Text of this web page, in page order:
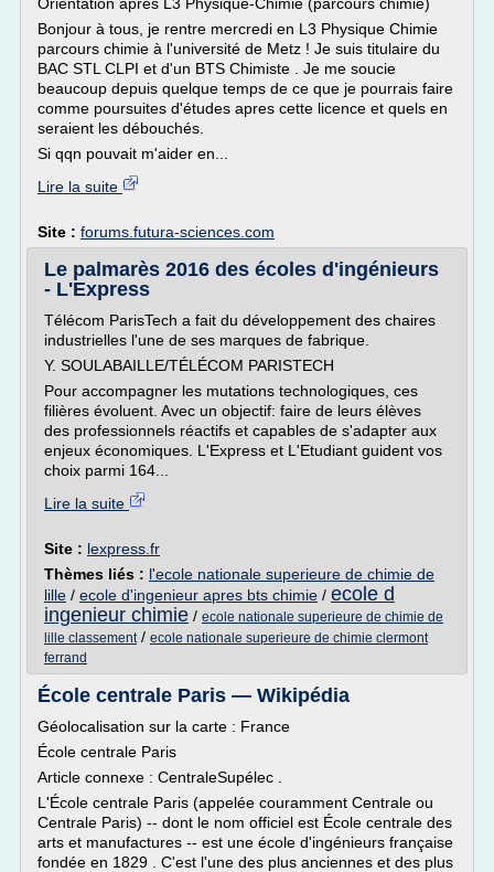
Bonjour à tous, je rentre mercredi en L3 Physique Chimie
parcours chimie à l'université de Metz ! Je suis titulaire du
BAC STL CLPI et d'un BTS Chimiste . Je me soucie
beaucoup depuis quelque temps de ce que je pourrais faire
comme poursuites d'études apres cette licence et quels en
seraient les débouchés.
Si qqn pouvait m'aider en...
Lire la suite
Site : forums.futura-sciences.com
Le palmarès 2016 des écoles d'ingénieurs
- L'Express
Télécom ParisTech a fait du développement des chaires
industrielles l'une de ses marques de fabrique.
Y. SOULABAILLE/TÉLÉCOM PARISTECH
Pour accompagner les mutations technologiques, ces
filières évoluent. Avec un objectif: faire de leurs élèves
des professionnels réactifs et capables de s'adapter aux
enjeux économiques. L'Express et L'Etudiant guident vos
choix parmi 164...
Lire la suite
Site : lexpress.fr
Thèmes liés : l'ecole nationale superieure de chimie de
lille / ecole d'ingenieur apres bts chimie / ecole d
ingenieur chimie / ecole nationale superieure de chimie de
lille classement/ ecole nationale superieure de chimie clermont
ferrand
École centrale Paris — Wikipédia
Géolocalisation sur la carte : France
École centrale Paris
Article connexe : CentraleSupélec .
L'École centrale Paris (appelée couramment Centrale ou
Centrale Paris) -- dont le nom officiel est École centrale des
arts et manufactures -- est une école d'ingénieurs française
fondée en 1829 . C'est l'une des plus anciennes et des plus